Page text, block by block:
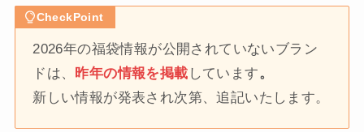
CheckPoint
2026年の福袋情報が公開されていないブラン
ドは、 昨年の情報を掲載 しています。
新しい情報が発表され次第、追記いたします。